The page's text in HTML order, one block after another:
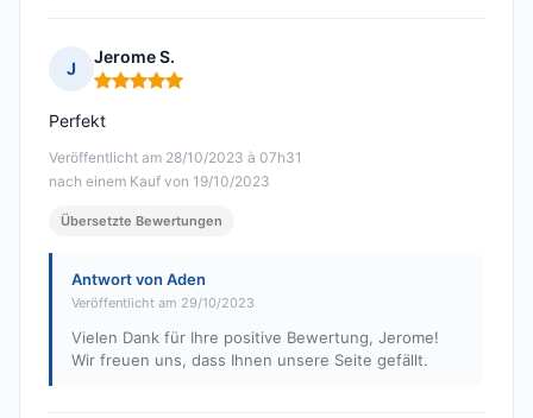
J
Jerome S.
Hinweis: 5 von 5
Veröffentlicht am 28/10/2023 à 07h31
nach einem Kauf von 19/10/2023
Perfekt
Übersetzte Bewertungen
Antwort von Aden
Veröffentlicht am 29/10/2023
Vielen Dank für Ihre positive Bewertung, Jerome!
Wir freuen uns, dass Ihnen unsere Seite gefällt.